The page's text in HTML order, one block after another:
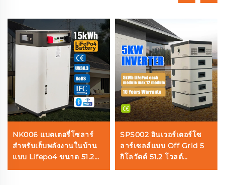
NK006 แบตเตอรี่โซลาร์
สำหรับเก็บพลังงานในบ้าน
แบบ Lifepo4 ขนาด 51.2
โวลต์ 15 กิโลวัตต์ชั่วโมง
SPS002 อินเวอร์เตอร์โซ
ลาร์เซลล์แบบ Off Grid 5
กิโลวัตต์ 51.2 โวลต์
แบตเตอรี่ LiFePO4 20 กิโล